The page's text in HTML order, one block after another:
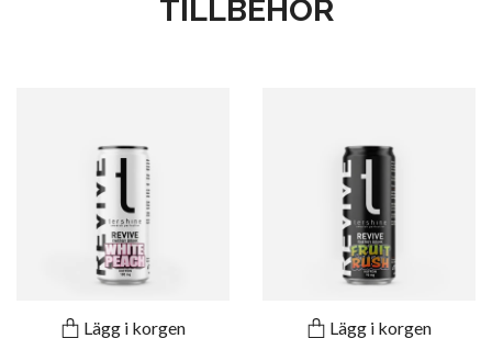
TILLBEHÖR
Lägg i korgen Lägg i korgen